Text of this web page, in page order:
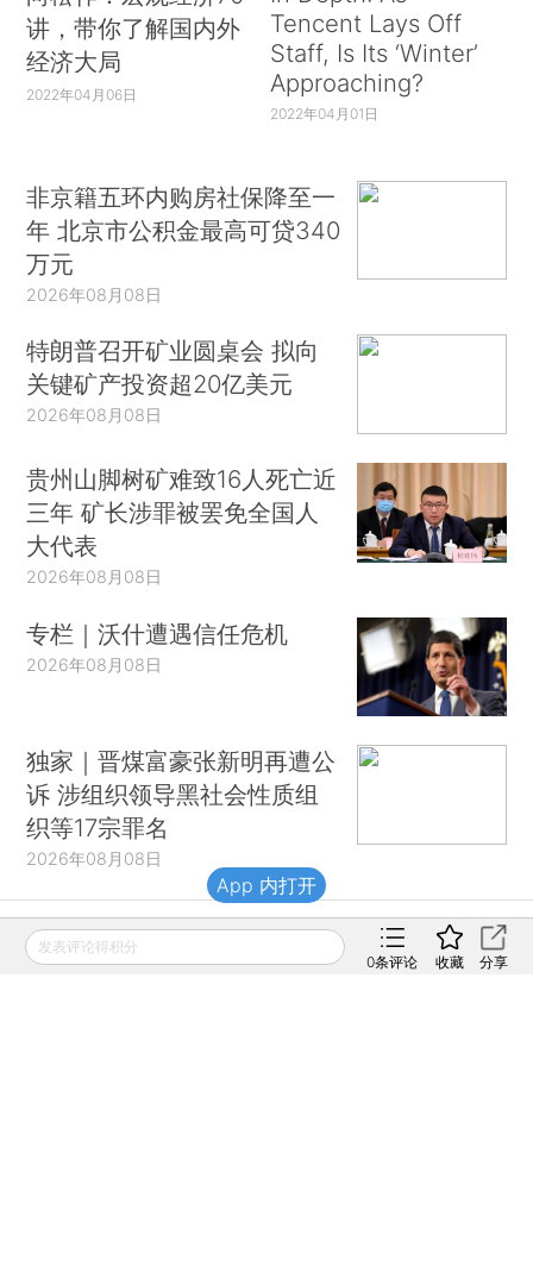
讲，带你了解国内外
经济大局
2022年04月06日
Tencent Lays Off
Staff, Is Its ‘Winter’
Approaching?
2022年04月01日
非京籍五环内购房社保降至一
年 北京市公积金最高可贷340
万元
2026年08月08日
特朗普召开矿业圆桌会 拟向
关键矿产投资超20亿美元
2026年08月08日
贵州山脚树矿难致16人死亡近
三年 矿长涉罪被罢免全国人
大代表
2026年08月08日
专栏｜沃什遭遇信任危机
2026年08月08日
独家｜晋煤富豪张新明再遭公
诉 涉组织领导黑社会性质组
织等17宗罪名
2026年08月08日
财新移动
发表评论得积分
0条评论 收藏 分享
App 内打开